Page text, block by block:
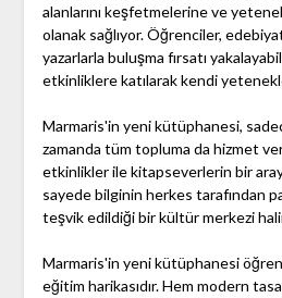
alanlarını keşfetmelerine ve
olanak sağlıyor. Öğrenciler,
yazarlarla buluşma fırsatı
etkinliklere katılarak kendi
Marmaris'in yeni kütüphanesi,
zamanda tüm topluma da hizmet
etkinlikler ile kitapseverlerin bir
sayede bilginin herkes tarafından
teşvik edildiği bir kültür merkezi
Marmaris'in yeni kütüphanesi
eğitim harikasıdır. Hem modern